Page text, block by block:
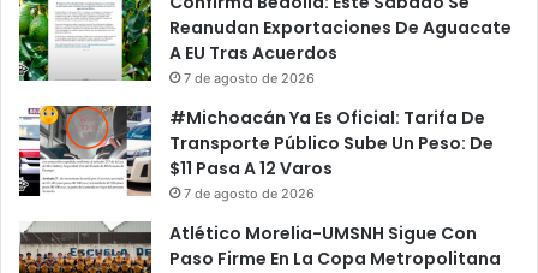
Reanudan Exportaciones De Aguacate
A EU Tras Acuerdos
7 de agosto de 2026
#Michoacán Ya Es Oficial: Tarifa De
Transporte Público Sube Un Peso: De
$11 Pasa A 12 Varos
7 de agosto de 2026
Atlético Morelia-UMSNH Sigue Con
Paso Firme En La Copa Metropolitana